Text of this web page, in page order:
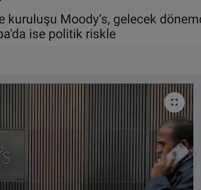
kuruluşu Moody’s, gelecek
ise politik riskle